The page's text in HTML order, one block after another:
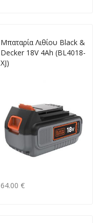
Μπαταρία Λιθίου Black &
Decker 18V 4Ah (BL4018-
XJ)
64.00 €